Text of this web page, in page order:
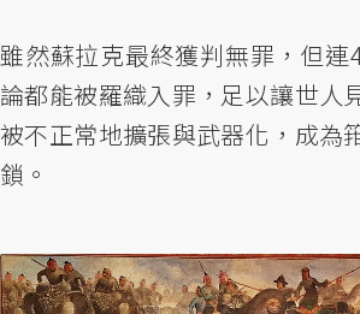
雖然蘇拉克最終獲判無罪，但連
論都能被羅織入罪，足以讓世人
被不正常地擴張與武器化，成為
鎖。